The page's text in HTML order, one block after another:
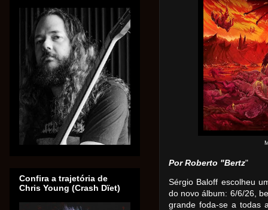
Por Roberto "Bertz"
Sérgio Baloff escolheu
do novo álbum: 6/6/26,
grande foda-se a todas
Confira a trajetória de
Chris Young (Crash Dïet)